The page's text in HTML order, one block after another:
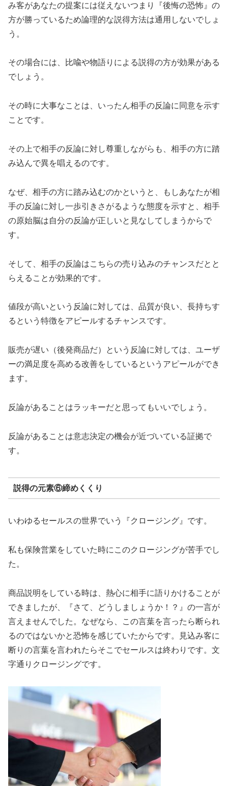
み客があなたの提案には従えないつまり『後悔の恐怖』の
方が勝っているため論理的な説得方法は通用しないでしょ
う。
その場合には、比喩や物語りによる説得の方が効果がある
でしょう。
その時に大事なことは、いったん相手の反論に同意を示す
ことです。
その上で相手の反論に対し尊重しながらも、相手の方に踏
み込んで異を唱えるのです。
なぜ、相手の方に踏み込むのかというと、もしあなたが相
手の反論に対し一歩引きさがるような態度を示すと、相手
の原始脳は自分の反論が正しいと見なしてしまうからで
す。
そして、相手の反論はこちらの売り込みのチャンスだとと
らえることが効果的です。
値段が高いという反論に対しては、品質が良い、長持ちす
るという特徴をアピールするチャンスです。
販売が遅い（後発商品だ）という反論に対しては、ユーザ
ーの満足度を高める改善をしているというアピールができ
ます。
反論があることはラッキーだと思ってもいいでしょう。
反論があることは意志決定の機会が近づいている証拠で
す。
説得の元素⑥締めくくり
いわゆるセールスの世界でいう『クロージング』です。
私も保険営業をしていた時にこのクロージングが苦手でし
た。
商品説明をしている時は、熱心に相手に語りかけることが
できましたが、『さて、どうしましょうか！？』の一言が
言えませんでした。なぜなら、この言葉を言ったら断られ
るのではないかと恐怖を感じていたからです。見込み客に
断りの言葉を言われたらそこでセールスは終わりです。文
字通りクロージングです。